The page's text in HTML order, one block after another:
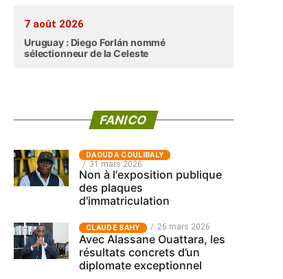
7 août 2026
Uruguay : Diego Forlán nommé
sélectionneur de la Celeste
FANICO
‎DAOUDA COULIBALY
31 mars 2026
Non à l'exposition publique
des plaques
d'immatriculation
CLAUDE SAHY 26 mars 2026
Avec Alassane Ouattara, les
résultats concrets d’un
diplomate exceptionnel